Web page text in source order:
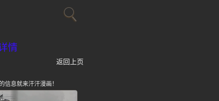
情
返回上页
息就来汗汗漫画！